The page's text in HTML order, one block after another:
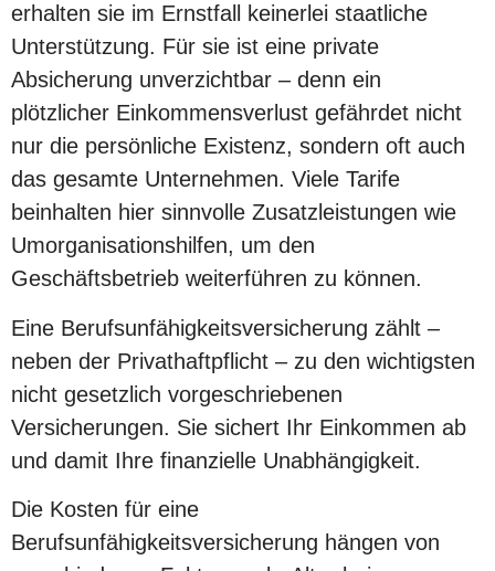
erhalten sie im Ernstfall keinerlei staatliche
Unterstützung. Für sie ist eine private
Absicherung unverzichtbar – denn ein
plötzlicher Einkommensverlust gefährdet nicht
nur die persönliche Existenz, sondern oft auch
das gesamte Unternehmen. Viele Tarife
beinhalten hier sinnvolle Zusatzleistungen wie
Umorganisationshilfen, um den
Geschäftsbetrieb weiterführen zu können.
Eine Berufsunfähigkeitsversicherung zählt –
neben der Privathaftpflicht – zu den wichtigsten
nicht gesetzlich vorgeschriebenen
Versicherungen. Sie sichert Ihr Einkommen ab
und damit Ihre finanzielle Unabhängigkeit.
Die Kosten für eine
Berufsunfähigkeitsversicherung hängen von